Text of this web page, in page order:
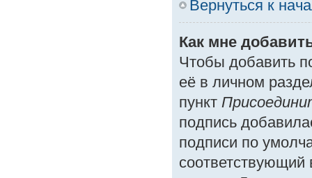
Вернуться к
Как мне
Чтобы добавить
её в личном
пункт
подпись
подписи по